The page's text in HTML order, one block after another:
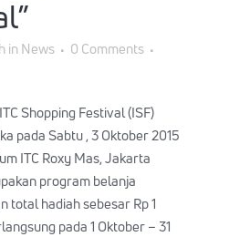
inNews
0 Comments
Shopping Festival (ISF)
pada Sabtu , 3 Oktober 2015
ITC Roxy Mas, Jakarta
program belanja
total hadiah sebesar Rp 1
pada 1 Oktober – 31